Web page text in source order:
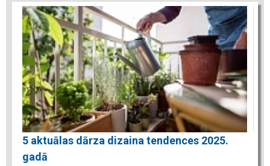
5 aktuālas dārza dizaina tendences 2025.
gadā